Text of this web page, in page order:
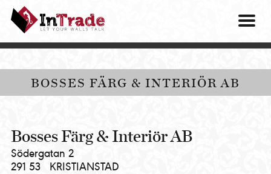
Intrade
ITG
AB
|
your
walls
talk
BOSSES FÄRG & INTERIÖR AB
Bosses Färg & Interiör AB
Södergatan 2
291 53
KRISTIANSTAD
OM
VÅRA
HITTA